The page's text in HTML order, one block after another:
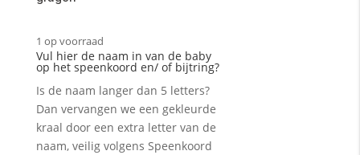
1 op voorraad
Vul hier de naam in van de baby
op het speenkoord en/ of bijtring?
Is de naam langer dan 5 letters?
Dan vervangen we een gekleurde
kraal door een extra letter van de
naam, veilig volgens Speenkoord